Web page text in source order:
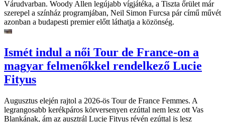
Várudvarban. Woody Allen legújabb vígjátéka, a Tiszta őrület már
szerepel a színház programjában, Neil Simon Furcsa pár című művét
azonban a budapesti premier előtt láthatja a közönség.
Ismét indul a női Tour de France-on a
magyar felmenőkkel rendelkező Lucie
Fityus
Augusztus elején rajtol a 2026-ös Tour de France Femmes. A
legrangosabb kerékpáros körversenyen ezúttal nem lesz ott Vas
Blankának, ám az ausztrál Lucie Fityus révén ezúttal is lesz